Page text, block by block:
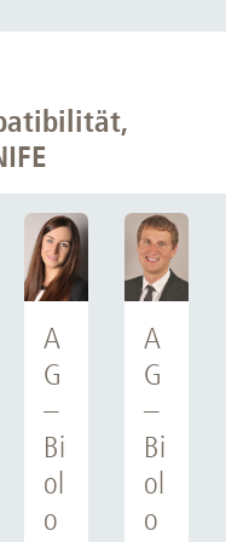
A
G
–
Bi
ol
o
A
G
–
Bi
ol
o